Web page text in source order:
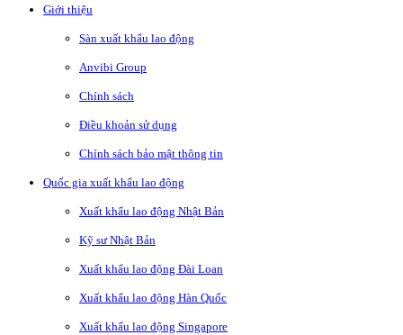
Giới thiệu
Sàn xuất khẩu lao động
Anvibi Group
Chính sách
Điều khoản sử dụng
Chính sách bảo mật thông tin
Quốc gia xuất khẩu lao động
Xuất khẩu lao động Nhật Bản
Kỹ sư Nhật Bản
Xuất khẩu lao động Đài Loan
Xuất khẩu lao động Hàn Quốc
Xuất khẩu lao động Singapore